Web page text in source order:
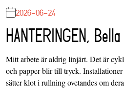
2026-06-24
HANTERINGEN,
Mitt arbete är aldrig linjärt. Det är
och papper blir till tryck.
sätter klot i rullning ovetandes om